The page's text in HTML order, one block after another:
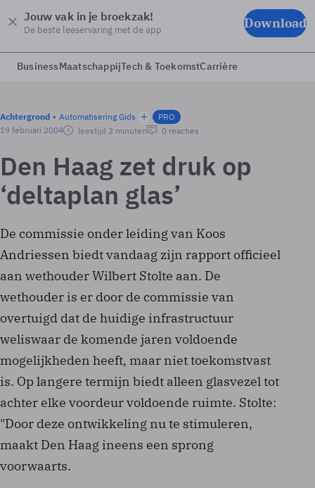
Jouw vak in je broekzak!
De beste leeservaring met de app Download
BusinessMaatschappijTech & ToekomstCarrière
Achtergrond Automatisering Gids
PRO
19 februari 2004
leestijd 2 minuten 0 reacties
Den Haag zet druk op
‘deltaplan glas’
De commissie onder leiding van Koos
Andriessen biedt vandaag zijn rapport officieel
aan wethouder Wilbert Stolte aan. De
wethouder is er door de commissie van
overtuigd dat de huidige infrastructuur
weliswaar de komende jaren voldoende
mogelijkheden heeft, maar niet toekomstvast
is. Op langere termijn biedt alleen glasvezel tot
achter elke voordeur voldoende ruimte. Stolte:
"Door deze ontwikkeling nu te stimuleren,
maakt Den Haag ineens een sprong
voorwaarts.